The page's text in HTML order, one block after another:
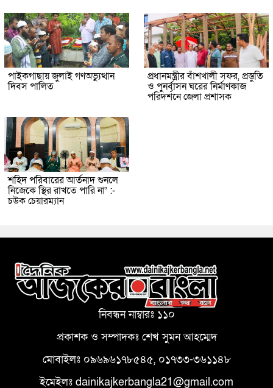
পাইকগাছায় জুলাই গণঅভ্যুত্থান
দিবস পালিত
প্রধানমন্ত্রীর বাঁশখালী সফর, প্রস্তুতি
ও পুনর্বাসন ঘরের নির্মাণকাজ
পরিদর্শনে জেলা প্রশাসক
শহিদ পরিবারের আর্তনাদ শুনলে
নিজেকে স্থির রাখতে পারি না’ :-
চউক চেয়ারম্যান
নিবন্ধন নাম্বারঃ ১১০
প্রকাশক ও সম্পাদকঃ শেখ সুমন আহম্মেদ
মোবাইলঃ ০৯৬৯৬১৭৮৫৪৫, ০১৭৩৩-৩৬১১৪৮
ইমেইলঃ dainikajkerbangla21@gmail.com